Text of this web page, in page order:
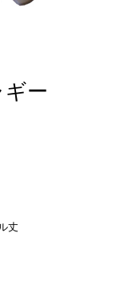
ー